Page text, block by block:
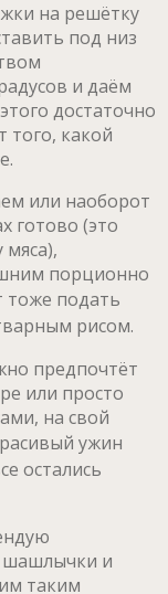
на решётку
под низ
и даём
достаточно
того, какой
или наоборот
готово (это
порционно
тоже подать
рисом.
предпочтёт
или просто
на свой
ужин
остались
шашлычки и
таким